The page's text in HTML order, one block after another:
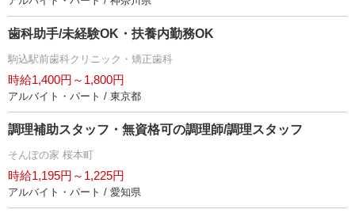
歯科助手/未経験OK・扶養内勤務OK
駒込駅前歯科クリニック・矯正歯科
時給1,400円～1,800円
アルバイト・パート / 東京都
調理補助スタッフ・無資格可の調理師/調理スタッフ
そんぽの家 桜本町
時給1,195円～1,225円
アルバイト・パート / 愛知県